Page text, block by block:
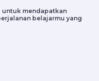
untuk mendapatkan
belajarmu yang